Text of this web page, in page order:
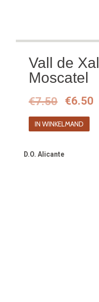
Vall de
Moscatel
€7.50
prijs
was:
€7.50.
€6.50
IN WINKELMAND
D.O. Alicante